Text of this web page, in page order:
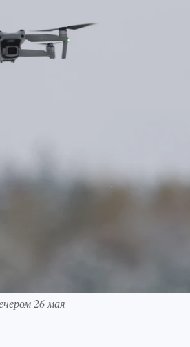
26 мая